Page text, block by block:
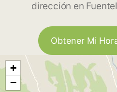
dirección en
Obtener Mi
+
−